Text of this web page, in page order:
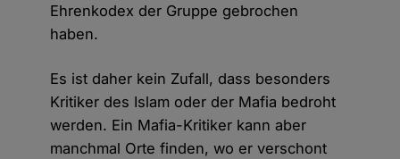
Ehrenkodex der Gruppe gebrochen
haben.
Es ist daher kein Zufall, dass besonders
Kritiker des Islam oder der Mafia bedroht
werden. Ein Mafia-Kritiker kann aber
manchmal Orte finden, wo er verschont